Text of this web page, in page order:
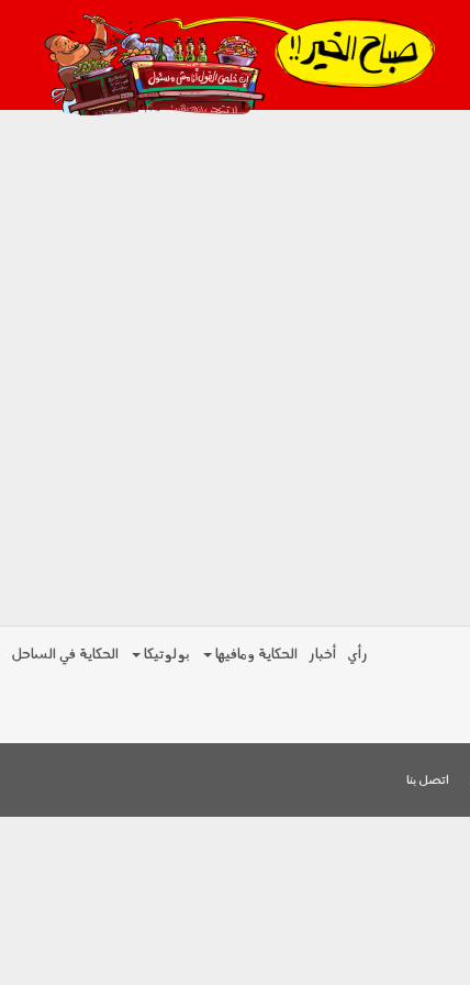
021_2.png
رأي أخبار الحكاية ومافيها بولوتيكا الحكاية في الساحل
اتصل بنا